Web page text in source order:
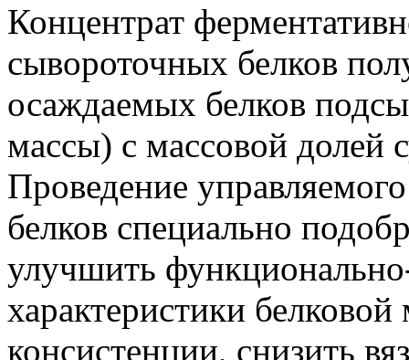
Концентрат
сывороточных белков
осаждаемых белков
массы) с массовой долей
Проведение
белков специально
улучшить
характеристики
консистенции, снизить